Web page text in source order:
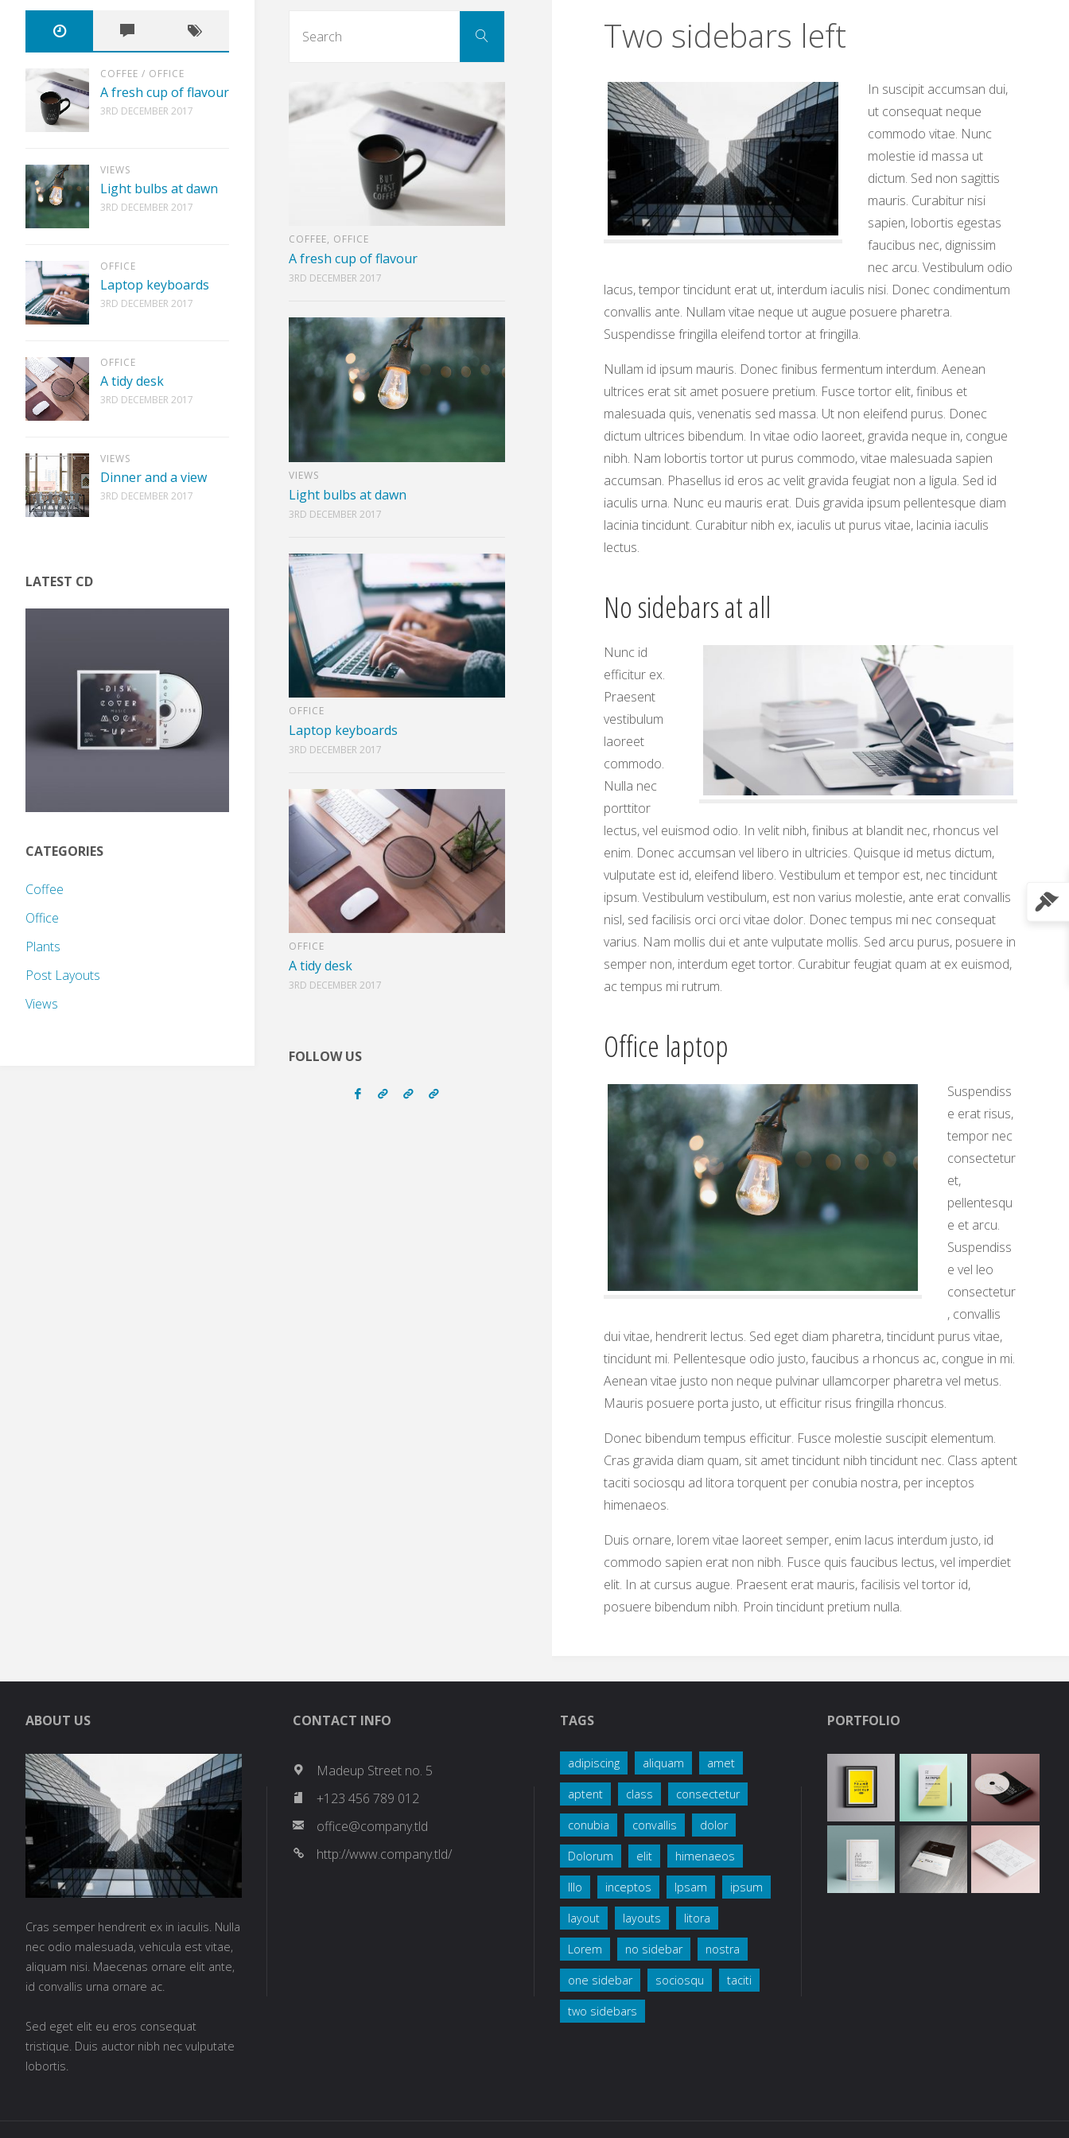
Two sidebars left
In suscipit accumsan dui,
ut consequat neque
commodo vitae. Nunc
molestie id massa ut
dictum. Sed non sagittis
mauris. Curabitur nisi
sapien, lobortis egestas
faucibus nec, dignissim
nec arcu. Vestibulum odio
lacus, tempor tincidunt erat ut, interdum iaculis nisi. Donec condimentum
convallis ante. Nullam vitae neque ut augue posuere pharetra.
Suspendisse fringilla eleifend tortor at fringilla.
Nullam id ipsum mauris. Donec finibus fermentum interdum. Aenean
ultrices erat sit amet posuere pretium. Fusce tortor elit, finibus et
malesuada quis, venenatis sed massa. Ut non eleifend purus. Donec
dictum ultrices bibendum. In vitae odio laoreet, gravida neque in, congue
nibh. Nam lobortis tortor ut purus commodo, vitae malesuada sapien
accumsan. Phasellus id eros ac velit gravida feugiat non a ligula. Sed id
iaculis urna. Nunc eu mauris erat. Duis gravida ipsum pellentesque diam
lacinia tincidunt. Curabitur nibh ex, iaculis ut purus vitae, lacinia iaculis
lectus.
No sidebars at all
Nunc id
efficitur ex.
Praesent
vestibulum
laoreet
commodo.
Nulla nec
porttitor
lectus, vel euismod odio. In velit nibh, finibus at blandit nec, rhoncus vel
enim. Donec accumsan vel libero in ultricies. Quisque id metus dictum,
vulputate est id, eleifend libero. Vestibulum et tempor est, nec tincidunt
ipsum. Vestibulum vestibulum, est non varius molestie, ante erat convallis
nisl, sed facilisis orci orci vitae dolor. Donec tempus mi nec consequat
varius. Nam mollis dui et ante vulputate mollis. Sed arcu purus, posuere in
semper non, interdum eget tortor. Curabitur feugiat quam at ex euismod,
ac tempus mi rutrum.
Office laptop
Suspendiss
e erat risus,
tempor nec
consectetur
et,
pellentesqu
e et arcu.
Suspendiss
e vel leo
consectetur
, convallis
dui vitae, hendrerit lectus. Sed eget diam pharetra, tincidunt purus vitae,
tincidunt mi. Pellentesque odio justo, faucibus a rhoncus ac, congue in mi.
Aenean vitae justo non neque pulvinar ullamcorper pharetra vel metus.
Mauris posuere porta justo, ut efficitur risus fringilla rhoncus.
Donec bibendum tempus efficitur. Fusce molestie suscipit elementum.
Cras gravida diam quam, sit amet tincidunt nibh tincidunt nec. Class aptent
taciti sociosqu ad litora torquent per conubia nostra, per inceptos
himenaeos.
Duis ornare, lorem vitae laoreet semper, enim lacus interdum justo, id
commodo sapien erat non nibh. Fusce quis faucibus lectus, vel imperdiet
elit. In at cursus augue. Praesent erat mauris, facilisis vel tortor id,
posuere bibendum nibh. Proin tincidunt pretium nulla.
COFFEE / OFFICE
A fresh cup of flavour
3RD DECEMBER 2017
VIEWS
Light bulbs at dawn
3RD DECEMBER 2017
OFFICE
Laptop keyboards
3RD DECEMBER 2017
OFFICE
A tidy desk
3RD DECEMBER 2017
VIEWS
Dinner and a view
3RD DECEMBER 2017
LATEST CD
CATEGORIES
Coffee
Office
Plants
Post Layouts
Views
Search
COFFEE, OFFICE
A fresh cup of flavour
3RD DECEMBER 2017
VIEWS
Light bulbs at dawn
3RD DECEMBER 2017
OFFICE
Laptop keyboards
3RD DECEMBER 2017
OFFICE
A tidy desk
3RD DECEMBER 2017
FOLLOW US
ABOUT US
Cras semper hendrerit ex in iaculis. Nulla
nec odio malesuada, vehicula est vitae,
aliquam nisi. Maecenas ornare elit ante,
id convallis urna ornare ac.
Sed eget elit eu eros consequat
tristique. Duis auctor nibh nec vulputate
lobortis.
CONTACT INFO
Madeup Street no. 5
+123 456 789 012
office@company.tld
http://www.company.tld/
TAGS
adipiscing aliquam amet
aptent class consectetur
conubia convallis dolor
Dolorum elit himenaeos
Illo inceptos Ipsam ipsum
layout layouts litora
Lorem no sidebar nostra
one sidebar sociosqu taciti
two sidebars
PORTFOLIO